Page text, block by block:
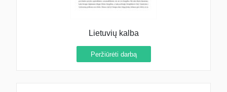
Lietuvių kalba
Peržiūrėti darbą